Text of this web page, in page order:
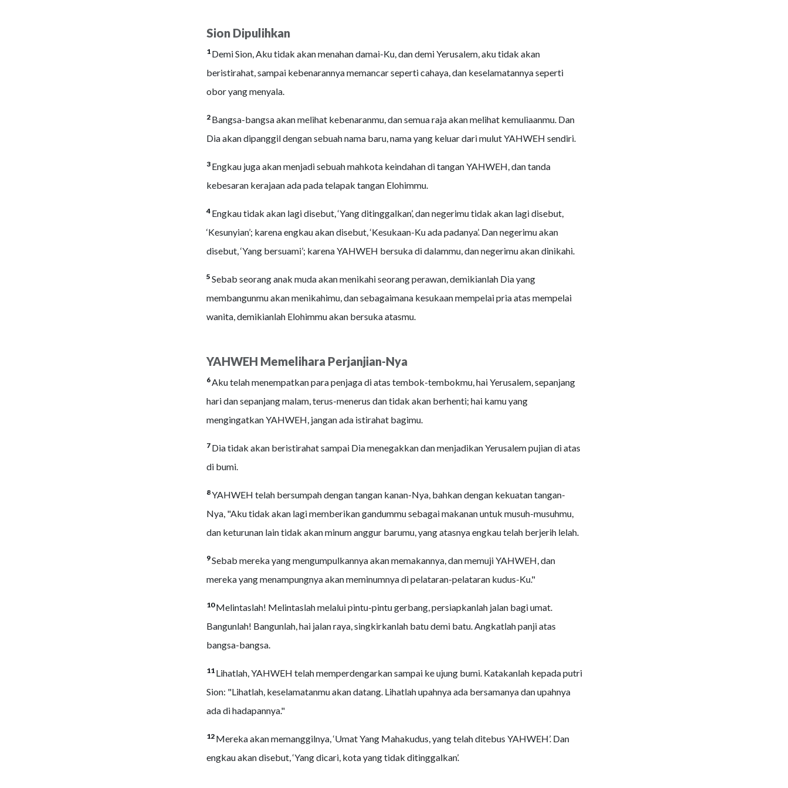
Sion Dipulihkan
1 Demi Sion, Aku tidak akan menahan damai-Ku, dan demi Yerusalem, aku tidak akan
beristirahat, sampai kebenarannya memancar seperti cahaya, dan keselamatannya seperti
obor yang menyala.
2 Bangsa-bangsa akan melihat kebenaranmu, dan semua raja akan melihat kemuliaanmu. Dan
Dia akan dipanggil dengan sebuah nama baru, nama yang keluar dari mulut YAHWEH sendiri.
3 Engkau juga akan menjadi sebuah mahkota keindahan di tangan YAHWEH, dan tanda
kebesaran kerajaan ada pada telapak tangan Elohimmu.
4 Engkau tidak akan lagi disebut, ‘Yang ditinggalkan’, dan negerimu tidak akan lagi disebut,
‘Kesunyian’; karena engkau akan disebut, ‘Kesukaan-Ku ada padanya’. Dan negerimu akan
disebut, ‘Yang bersuami’; karena YAHWEH bersuka di dalammu, dan negerimu akan dinikahi.
5 Sebab seorang anak muda akan menikahi seorang perawan, demikianlah Dia yang
membangunmu akan menikahimu, dan sebagaimana kesukaan mempelai pria atas mempelai
wanita, demikianlah Elohimmu akan bersuka atasmu.
YAHWEH Memelihara Perjanjian-Nya
6Aku telah menempatkan para penjaga di atas tembok-tembokmu, hai Yerusalem, sepanjang
hari dan sepanjang malam, terus-menerus dan tidak akan berhenti; hai kamu yang
mengingatkan YAHWEH, jangan ada istirahat bagimu.
7 Dia tidak akan beristirahat sampai Dia menegakkan dan menjadikan Yerusalem pujian di atas
di bumi.
8YAHWEH telah bersumpah dengan tangan kanan-Nya, bahkan dengan kekuatan tangan-
Nya, "Aku tidak akan lagi memberikan gandummu sebagai makanan untuk musuh-musuhmu,
dan keturunan lain tidak akan minum anggur barumu, yang atasnya engkau telah berjerih lelah.
9Sebab mereka yang mengumpulkannya akan memakannya, dan memuji YAHWEH, dan
mereka yang menampungnya akan meminumnya di pelataran-pelataran kudus-Ku."
10Melintaslah! Melintaslah melalui pintu-pintu gerbang, persiapkanlah jalan bagi umat.
Bangunlah! Bangunlah, hai jalan raya, singkirkanlah batu demi batu. Angkatlah panji atas
bangsa-bangsa.
11 Lihatlah, YAHWEH telah memperdengarkan sampai ke ujung bumi. Katakanlah kepada putri
Sion: "Lihatlah, keselamatanmu akan datang. Lihatlah upahnya ada bersamanya dan upahnya
ada di hadapannya."
12 Mereka akan memanggilnya, ‘Umat Yang Mahakudus, yang telah ditebus YAHWEH’. Dan
engkau akan disebut, ‘Yang dicari, kota yang tidak ditinggalkan’.